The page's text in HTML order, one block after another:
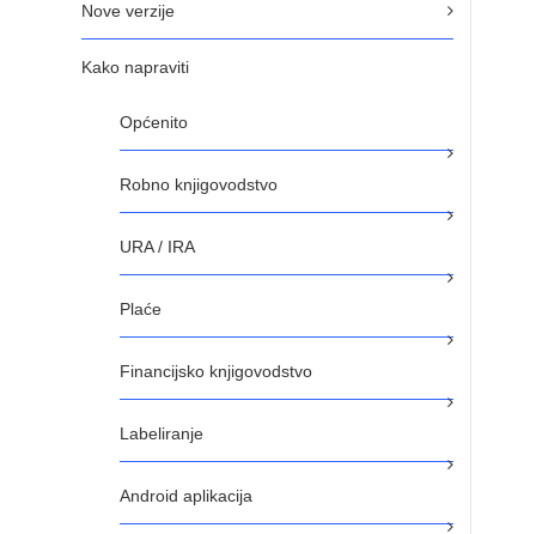
Nove verzije
Kako napraviti
Općenito
Robno knjigovodstvo
URA / IRA
Plaće
Financijsko knjigovodstvo
Labeliranje
Android aplikacija